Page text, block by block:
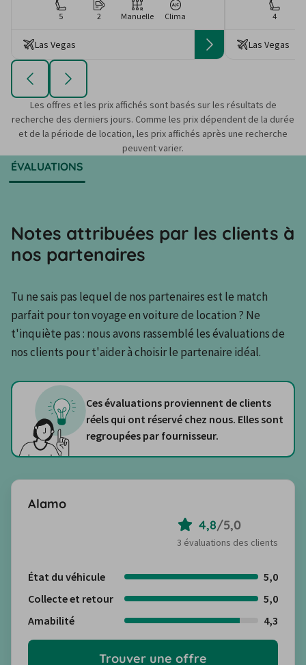
5 2 Manuelle Clima
Las Vegas
4
Las Vegas
Les offres et les prix affichés sont basés sur les résultats de
recherche des derniers jours. Comme les prix dépendent de la durée
et de la période de location, les prix affichés après une recherche
peuvent varier.
ÉVALUATIONS
Notes attribuées par les clients à
nos partenaires
Tu ne sais pas lequel de nos partenaires est le match
parfait pour ton voyage en voiture de location ? Ne
t'inquiète pas : nous avons rassemblé les évaluations de
nos clients pour t'aider à choisir le partenaire idéal.
Ces évaluations proviennent de clients
réels qui ont réservé chez nous. Elles sont
regroupées par fournisseur.
Alamo
4,8/5,0
3 évaluations des clients
État du véhicule
5,0
Collecte et retour
5,0
Amabilité
4,3
Trouver une offre